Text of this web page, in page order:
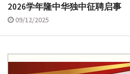
2026学年隆中华独中征聘启事
09/12/2025